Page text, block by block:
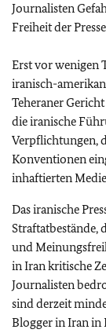
Journalisten
Freiheit der
Erst vor wenigen
iranisch-
Teheraner
die iranische
Verpflichtungen,
Konventionen
inhaftierten
Das iranische
Straftatbestände,
und
in Iran kritische
Journalisten
sind derzeit
Blogger in Iran in